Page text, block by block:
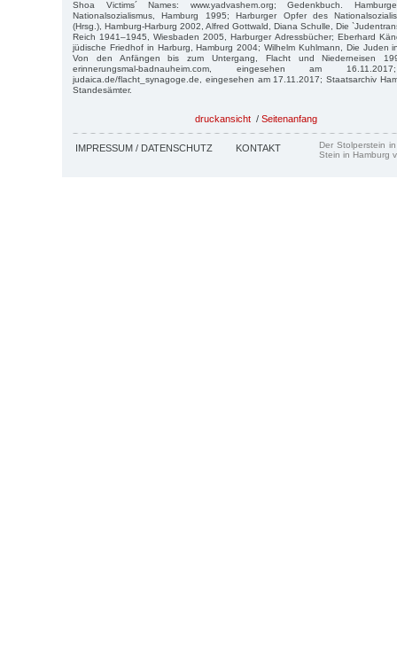
Shoa Victims´ Names: www.yadvashem.org; Gedenkbuch.
Nationalsozialismus, Hamburg 1995; Harburger Opfer des
(Hrsg.), Hamburg-Harburg 2002, Alfred Gottwald, Diana Schulle, Die
Reich 1941–1945, Wiesbaden 2005, Harburger Adressbücher; Eberhard
jüdische Friedhof in Harburg, Hamburg 2004; Wilhelm Kuhlmann, Die Juden
Von den Anfängen bis zum Untergang, Flacht und Niederneisen
erinnerungsmal-badnauheim.com, eingesehen am 16.11.2017;
judaica.de/flacht_synagoge.de, eingesehen am 17.11.2017; Staatsarchiv
Standesämter.
druckansicht / Seitenanfang
IMPRESSUM / DATENSCHUTZ KONTAKT
Der Stolperstein
Stein in Hamburg